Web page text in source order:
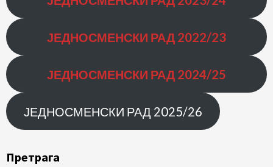
ЈЕДНОСМЕНСКИ РАД 2022/23
ЈЕДНОСМЕНСКИ РАД 2024/25
ЈЕДНОСМЕНСКИ РАД 2025/26
Претрага